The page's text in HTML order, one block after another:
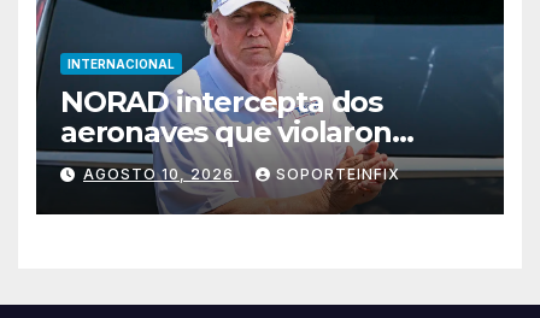
INTERNACIONAL
NORAD intercepta dos
aeronaves que violaron
espacio aéreo restringido en
Bedminster
AGOSTO 10, 2026 SOPORTEINFIX